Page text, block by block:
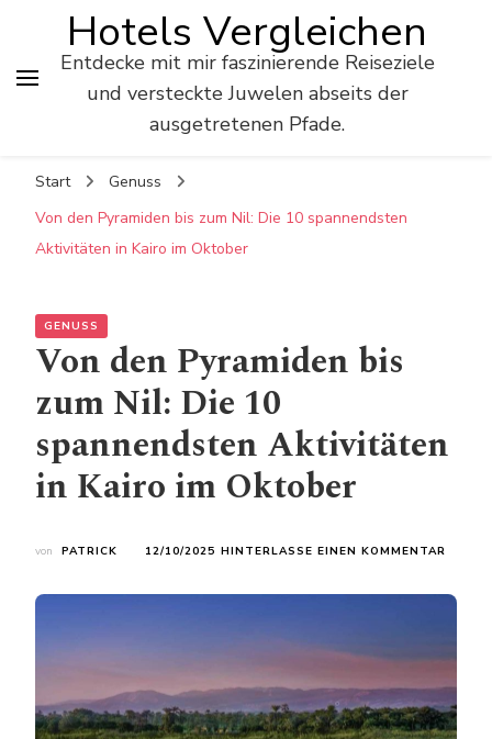
Hotels Vergleichen
Entdecke mit mir faszinierende Reiseziele
und versteckte Juwelen abseits der
ausgetretenen Pfade.
Start
Genuss
Von den Pyramiden bis zum Nil: Die 10 spannendsten
Aktivitäten in Kairo im Oktober
GENUSS
Von den Pyramiden bis
zum Nil: Die 10
spannendsten Aktivitäten
in Kairo im Oktober
von PATRICK 12/10/2025 HINTERLASSE EINEN KOMMENTAR
DIE
10